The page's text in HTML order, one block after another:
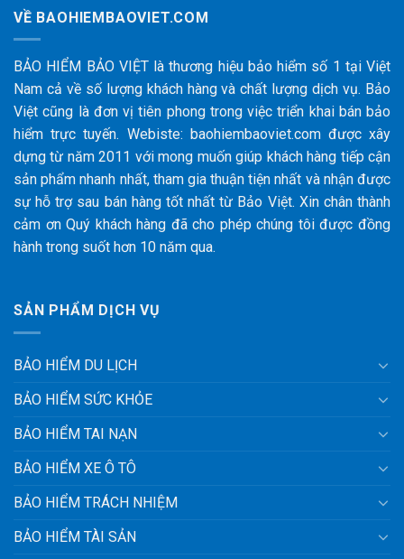
VỀ BAOHIEMBAOVIET.COM
BẢO HIỂM BẢO VIỆT là thương hiệu bảo hiểm số 1 tại Việt
Nam cả về số lượng khách hàng và chất lượng dịch vụ. Bảo
Việt cũng là đơn vị tiên phong trong việc triển khai bán bảo
hiểm trực tuyến. Webiste: baohiembaoviet.com được xây
dựng từ năm 2011 với mong muốn giúp khách hàng tiếp cận
sản phẩm nhanh nhất, tham gia thuận tiện nhất và nhận được
sự hỗ trợ sau bán hàng tốt nhất từ Bảo Việt. Xin chân thành
cảm ơn Quý khách hàng đã cho phép chúng tôi được đồng
hành trong suốt hơn 10 năm qua.
SẢN PHẨM DỊCH VỤ
BẢO HIỂM DU LỊCH
BẢO HIỂM SỨC KHỎE
BẢO HIỂM TAI NẠN
BẢO HIỂM XE Ô TÔ
BẢO HIỂM TRÁCH NHIỆM
BẢO HIỂM TÀI SẢN